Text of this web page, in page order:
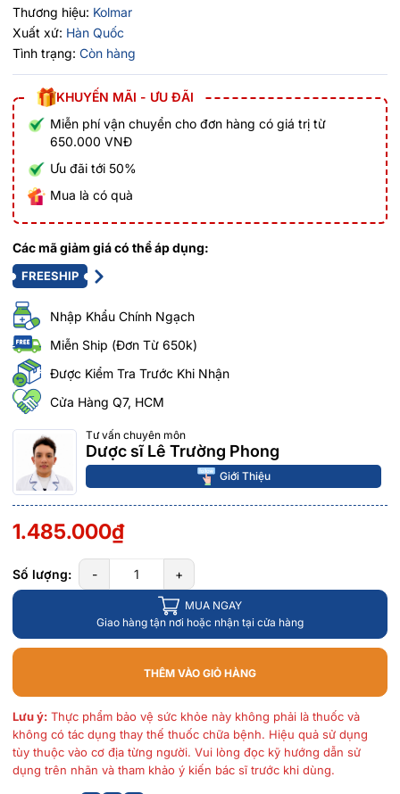
Thương hiệu: Kolmar
Xuất xứ: Hàn Quốc
Tình trạng: Còn hàng
KHUYẾN MÃI - ƯU ĐÃI
Miễn phí vận chuyển cho đơn hàng có giá trị từ
650.000 VNĐ
Ưu đãi tới 50%
Mua là có quà
Các mã giảm giá có thể áp dụng:
FREESHIP
Nhập Khẩu Chính Ngạch
Miễn Ship (Đơn Từ 650k)
Được Kiểm Tra Trước Khi Nhận
Cửa Hàng Q7, HCM
Tư vấn chuyên môn
Dược sĩ Lê Trường Phong
Giới Thiệu
1.485.000₫
Số lượng: - +
MUA NGAY
Giao hàng tận nơi hoặc nhận tại cửa hàng
THÊM VÀO GIỎ HÀNG
Lưu ý: Thực phẩm bảo vệ sức khỏe này không phải là thuốc và
không có tác dụng thay thế thuốc chữa bệnh. Hiệu quả sử dụng
tùy thuộc vào cơ địa từng người. Vui lòng đọc kỹ hướng dẫn sử
dụng trên nhãn và tham khảo ý kiến bác sĩ trước khi dùng.